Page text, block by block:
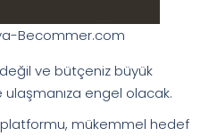
Becommer.com
ve bütçeniz büyük
ulaşmanıza engel olacak.
mükemmel hedef